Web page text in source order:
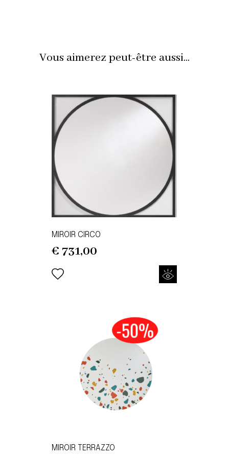
Vous aimerez peut-être aussi...
MIROIR CIRCO
€ 731,00
MIROIR TERRAZZO